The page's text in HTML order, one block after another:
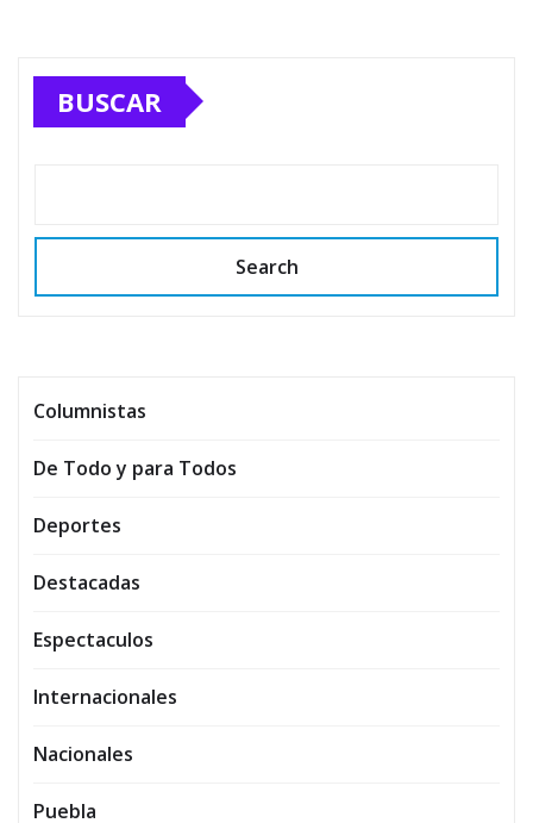
BUSCAR
Search
Columnistas
De Todo y para Todos
Deportes
Destacadas
Espectaculos
Internacionales
Nacionales
Puebla